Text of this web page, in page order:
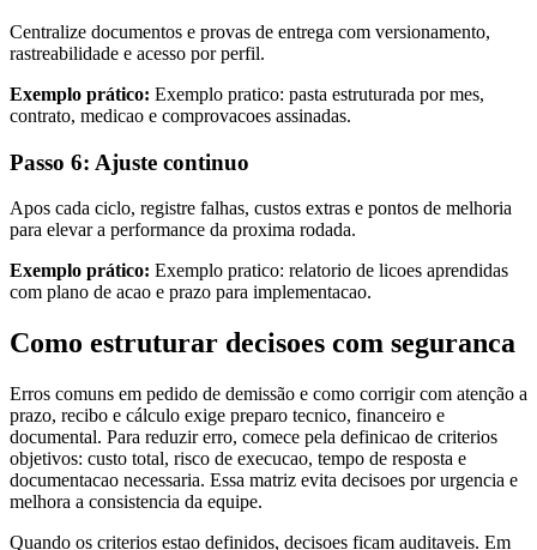
Centralize documentos e provas de entrega com versionamento,
rastreabilidade e acesso por perfil.
Exemplo prático: Exemplo pratico: pasta estruturada por mes,
contrato, medicao e comprovacoes assinadas.
Passo 6: Ajuste continuo
Apos cada ciclo, registre falhas, custos extras e pontos de melhoria
para elevar a performance da proxima rodada.
Exemplo prático: Exemplo pratico: relatorio de licoes aprendidas
com plano de acao e prazo para implementacao.
Como estruturar decisoes com seguranca
Erros comuns em pedido de demissão e como corrigir com atenção a
prazo, recibo e cálculo exige preparo tecnico, financeiro e
documental. Para reduzir erro, comece pela definicao de criterios
objetivos: custo total, risco de execucao, tempo de resposta e
documentacao necessaria. Essa matriz evita decisoes por urgencia e
melhora a consistencia da equipe.
Quando os criterios estao definidos, decisoes ficam auditaveis. Em